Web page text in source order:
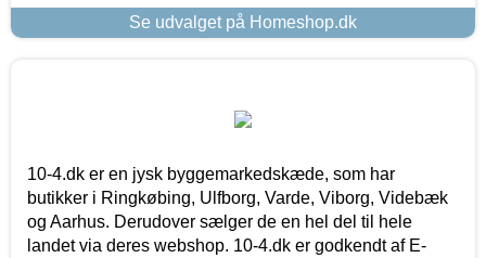
Se udvalget på Homeshop.dk
10-4.dk er en jysk byggemarkedskæde, som har
butikker i Ringkøbing, Ulfborg, Varde, Viborg, Videbæk
og Aarhus. Derudover sælger de en hel del til hele
landet via deres webshop. 10-4.dk er godkendt af E-